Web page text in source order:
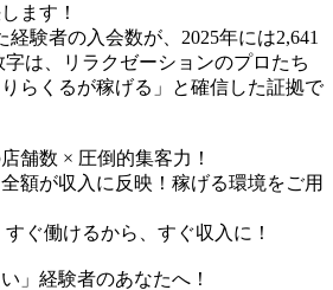
ます！
経験者の入会数が、2025年には2,641
は、リラクゼーションのプロたち
らくるが稼げる」と確信した証拠で
舗数 × 圧倒的集客力！
額が収入に反映！稼げる環境をご用
ぐ働けるから、すぐ収入に！
」経験者のあなたへ！